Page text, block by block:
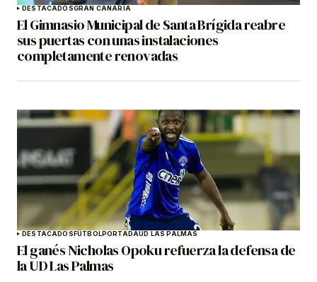
DESTACADOSGRAN CANARIA
El Gimnasio Municipal de Santa Brígida reabre
sus puertas con unas instalaciones
completamente renovadas
DESTACADOSFÚTBOLPORTADAUD LAS PALMAS
El ganés Nicholas Opoku refuerza la defensa de
la UD Las Palmas